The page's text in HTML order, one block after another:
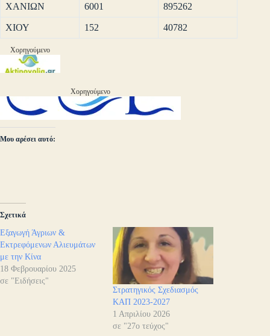
ΧΑΝΙΩΝ 6001 895262
ΧΙΟΥ 152 40782
Χορηγούμενο
Χορηγούμενο
Μου αρέσει αυτό:
Σχετικά
Εξαγωγή Άγριων &
Εκτρεφόμενων Αλιευμάτων
με την Κίνα
18 Φεβρουαρίου 2025
σε "Ειδήσεις"
Στρατηγικός Σχεδιασμός
ΚΑΠ 2023-2027
1 Απριλίου 2026
σε "27ο τεύχος"